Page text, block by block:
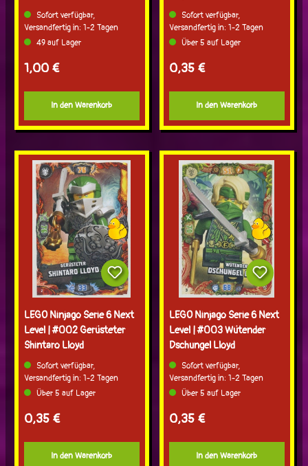
Sofort verfügbar,
Versandfertig in: 1-2 Tagen
49 auf Lager
Regulärer Preis:
1,00 €
In den Warenkorb
Sofort verfügbar,
Versandfertig in: 1-2 Tagen
Über 5 auf Lager
Regulärer Preis:
0,35 €
In den Warenkorb
LEGO Ninjago Serie 6 Next
Level | #002 Gerüsteter
Shintaro Lloyd
Sofort verfügbar,
Versandfertig in: 1-2 Tagen
Über 5 auf Lager
Regulärer Preis:
0,35 €
In den Warenkorb
LEGO Ninjago Serie 6 Next
Level | #003 Wütender
Dschungel Lloyd
Sofort verfügbar,
Versandfertig in: 1-2 Tagen
Über 5 auf Lager
Regulärer Preis:
0,35 €
In den Warenkorb